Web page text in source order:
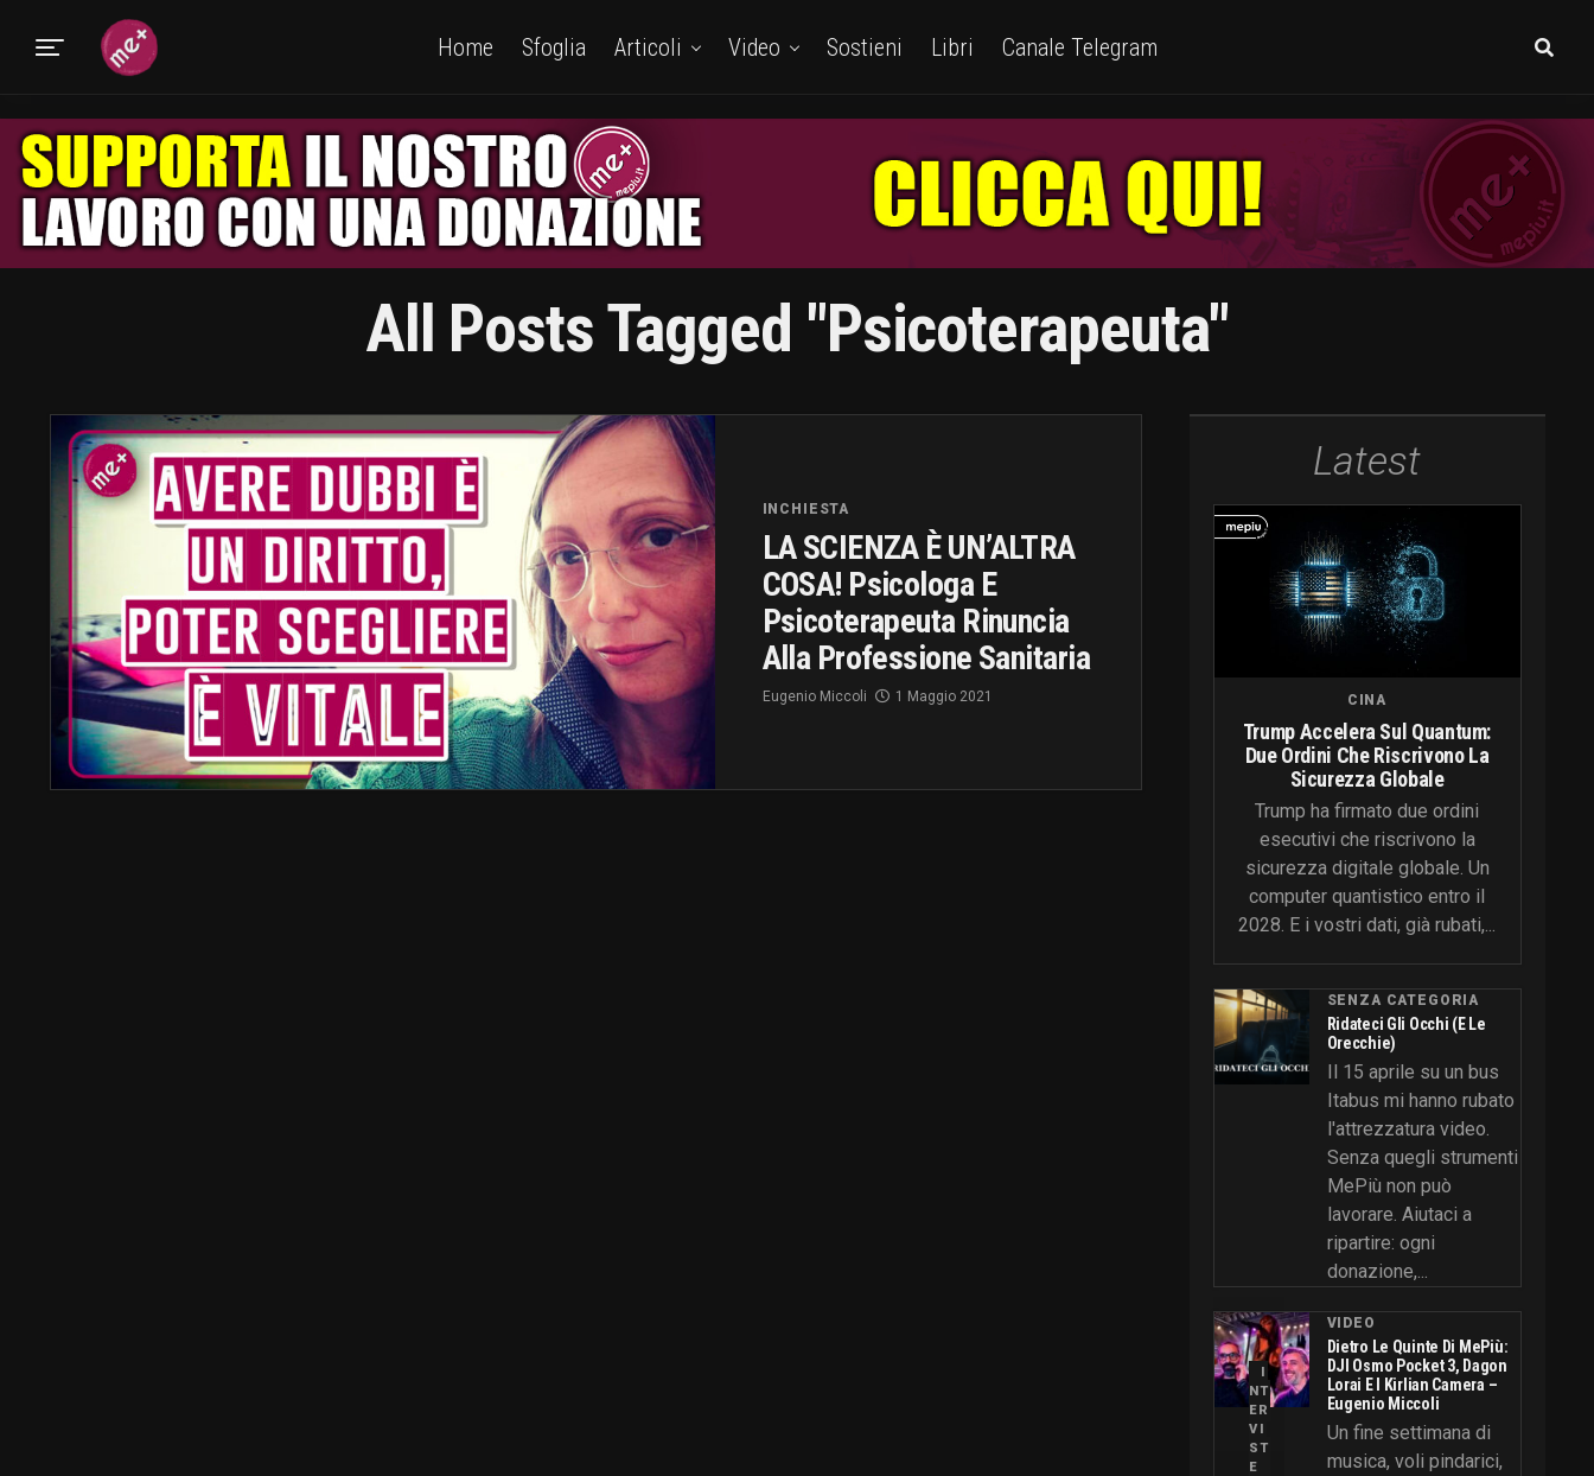
Home Sfoglia Articoli Video Sostieni Libri Canale Telegram
All Posts Tagged "psicoterapeuta"
INCHIESTA
LA SCIENZA È UN’ALTRA
COSA! Psicologa E
Psicoterapeuta Rinuncia
Alla Professione Sanitaria
Eugenio Miccoli 1 Maggio 2021
Latest
CINA
Trump Accelera Sul Quantum:
Due Ordini Che Riscrivono La
Sicurezza Globale
Trump ha firmato due ordini
esecutivi che riscrivono la
sicurezza digitale globale. Un
computer quantistico entro il
2028. E i vostri dati, già rubati,...
SENZA CATEGORIA
Ridateci Gli Occhi (e Le
Orecchie)
Il 15 aprile su un bus
Itabus mi hanno rubato
l'attrezzatura video.
Senza quegli strumenti
MePiù non può
lavorare. Aiutaci a
ripartire: ogni
donazione,...
VIDEO
Dietro Le Quinte Di MePiù:
DJI Osmo Pocket 3, Dagon
Lorai E I Kirlian Camera –
Eugenio Miccoli
Un fine settimana di
musica, voli pindarici,
I
NT
ER
VI
ST
E